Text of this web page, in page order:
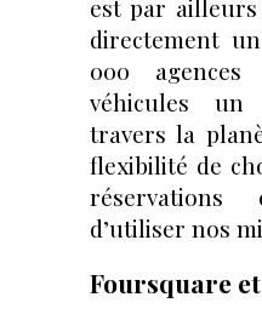
est par
directement
000
véhicules
travers la
flexibilité de
d’utiliser nos
Foursquare